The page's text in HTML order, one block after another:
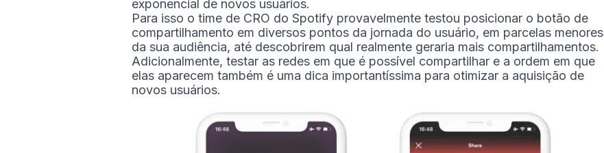
exponencial de novos usuários.
Para isso o time de CRO do Spotify provavelmente testou posicionar o botão de
compartilhamento em diversos pontos da jornada do usuário, em parcelas menores
da sua audiência, até descobrirem qual realmente geraria mais compartilhamentos.
Adicionalmente, testar as redes em que é possível compartilhar e a ordem em que
elas aparecem também é uma dica importantíssima para otimizar a aquisição de
novos usuários.